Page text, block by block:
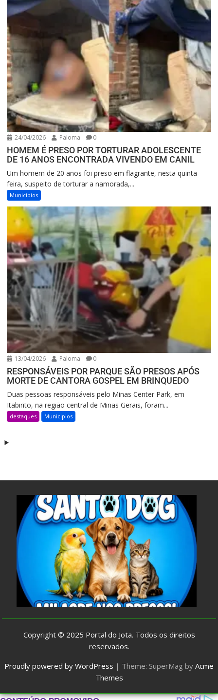
24/04/2026 Paloma 0
HOMEM É PRESO POR TORTURAR ADOLESCENTE
DE 16 ANOS ENCONTRADA VIVENDO EM CANIL
Um homem de 20 anos foi preso em flagrante, nesta quinta-
feira, suspeito de torturar a namorada,...
Municipios
13/04/2026 Paloma 0
RESPONSÁVEIS POR PARQUE SÃO PRESOS APÓS
MORTE DE CANTORA GOSPEL EM BRINQUEDO
Duas pessoas responsáveis pelo Minas Center Park, em
Itabirito, na região central de Minas Gerais, foram...
destaques Municipios
Copyright © 2025 Portal do Jota. Todos os direitos
reservados.
Proudly powered by WordPress | Theme: SuperMag by Acme
Themes